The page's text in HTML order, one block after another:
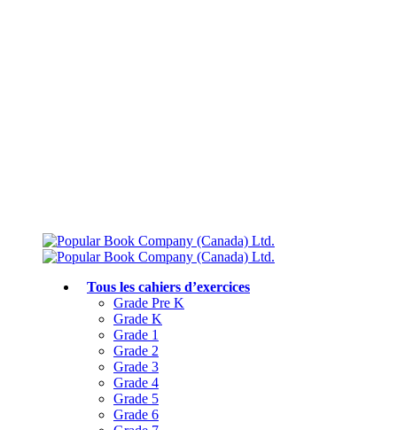
Tous les cahiers d’exercices
Grade Pre K
Grade K
Grade 1
Grade 2
Grade 3
Grade 4
Grade 5
Grade 6